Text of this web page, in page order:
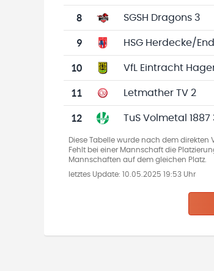
8 SGSH Dragons 3
9 HSG Herdecke/
10 VfL Eintracht
11 Letmather TV 2
12 TuS Volmetal 1887
Diese Tabelle wurde nach dem direkten
Fehlt bei einer Mannschaft die
Mannschaften auf dem gleichen Platz.
letztes Update: 10.05.2025 19:53 Uhr